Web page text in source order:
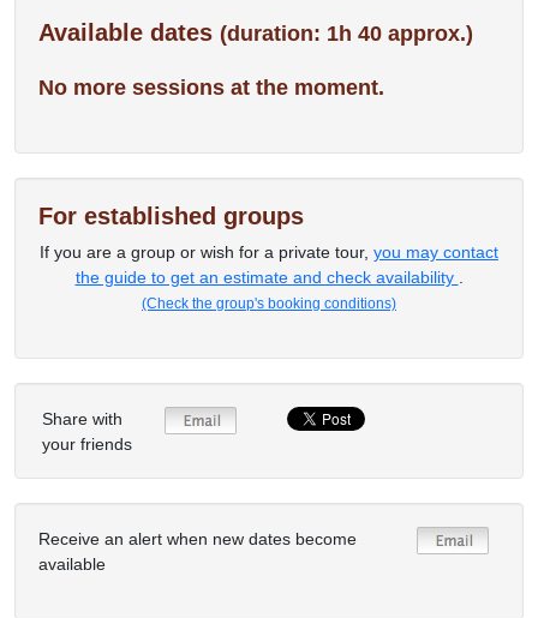
Available dates (duration: 1h 40 approx.)
No more sessions at the moment.
For established groups
If you are a group or wish for a private tour, you may contact
the guide to get an estimate and check availability
(Check the group's booking conditions)
Share with
your friends
Receive an alert when new dates become
available